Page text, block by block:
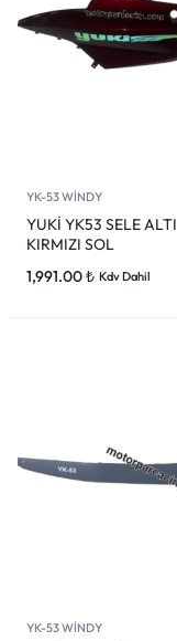
YK-53 WİNDY
YUKİ YK53 SELE ALTI
KIRMIZI SOL
1,991.00₺ Kdv Dahil
YK-53 WİNDY